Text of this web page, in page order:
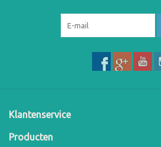
Klantenservice
Producten